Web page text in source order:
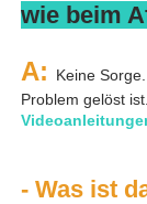
wie beim
A:
Keine
Problem gelöst
- Was ist